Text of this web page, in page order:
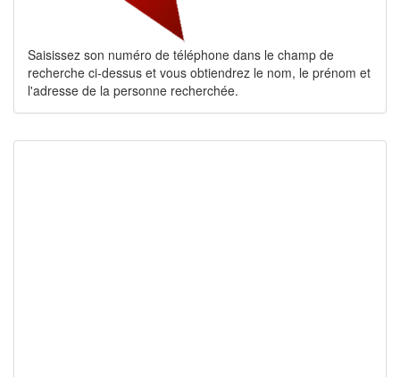
Saisissez son numéro de téléphone dans le champ de
recherche ci-dessus et vous obtiendrez le nom, le prénom et
l'adresse de la personne recherchée.